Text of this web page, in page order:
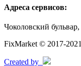
Адреса сервисов:
Чоколовский бульвар,
FixMarket © 2017-
Created by